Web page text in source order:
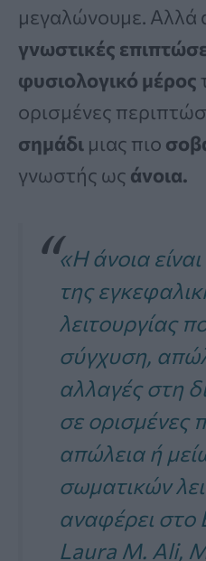
μεγαλώνουμε. Αλλά
γνωστικές
φυσιολογικό μέρος
ορισμένες
σημάδι μιας πιο
γνωστής ως άνοια.
«Η άνοια
της
λειτουργίας
σύγχυση,
αλλαγές στη
σε ορισμένες
απώλεια ή
σωματικών
αναφέρει στο
Laura M. Ali,